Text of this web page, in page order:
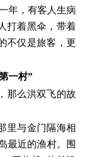
年，有客人生病
打着黑伞，带着
不仅是旅客，更
一村”
那么洪双飞的故
里与金门隔海相
最近的渔村。围